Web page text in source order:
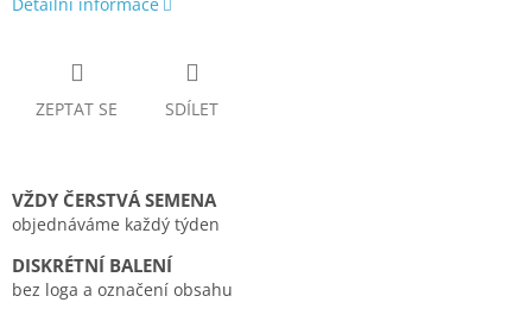
Detailní informace
ZEPTAT SE SDÍLET
VŽDY ČERSTVÁ SEMENA
objednáváme každý týden
DISKRÉTNÍ BALENÍ
bez loga a označení obsahu